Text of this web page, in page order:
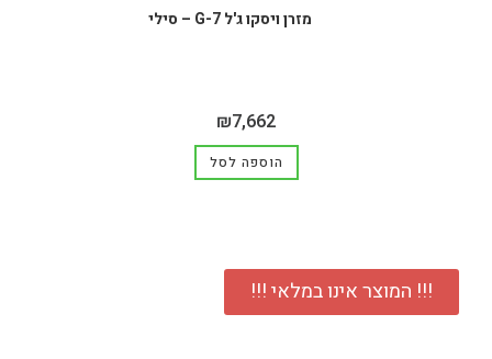
מזרן ויסקו ג'ל G-7 – סילי
₪7,662
הוספה לסל
!!! המוצר אינו במלאי !!!